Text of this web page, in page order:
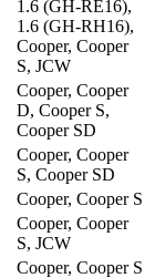
1.6 (GH-RE16),
1.6 (GH-RH16),
Cooper, Cooper
S, JCW
Cooper, Cooper
D, Cooper S,
Cooper SD
Cooper, Cooper
S, Cooper SD
Cooper, Cooper S
Cooper, Cooper
S, JCW
Cooper, Cooper S